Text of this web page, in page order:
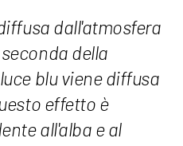
dall'atmosfera
della
blu viene diffusa
effetto è
all'alba e al